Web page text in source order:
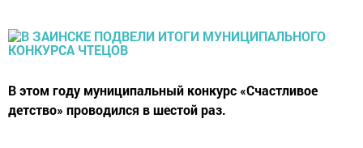
В этом году муниципальный конкурс «Счастливое
детство» проводился в шестой раз.